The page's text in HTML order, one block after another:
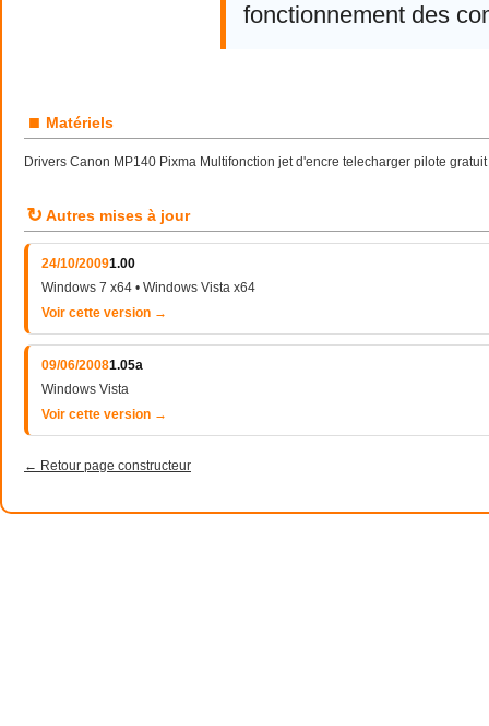
fonctionnement des
■ Matériels
Drivers Canon MP140 Pixma Multifonction jet d'encre telecharger pilote
↻ Autres mises à jour
24/10/20091.00
Windows 7 x64 • Windows Vista x64
Voir cette version →
09/06/20081.05a
Windows Vista
Voir cette version →
← Retour page constructeur